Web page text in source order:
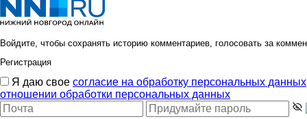
ЛандышСеребристый ЛавИз
Войдите, чтобы сохранять историю комментариев, голосовать за
Регистрация
Я даю свое согласие на обработку персональных данных
отношении обработки персональных данных